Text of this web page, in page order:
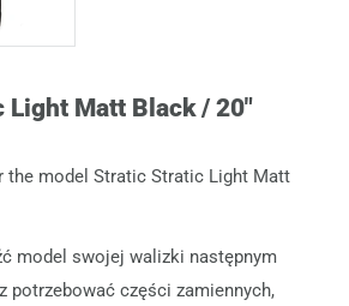
Light Matt Black / 20"
the model Stratic Stratic Light Matt
model swojej walizki następnym
potrzebować części zamiennych,